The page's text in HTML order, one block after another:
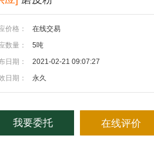
价格：
在线交易
数量：
5吨
日期：
2021-02-21 09:07:27
日期：
永久
我要委托 在线评价